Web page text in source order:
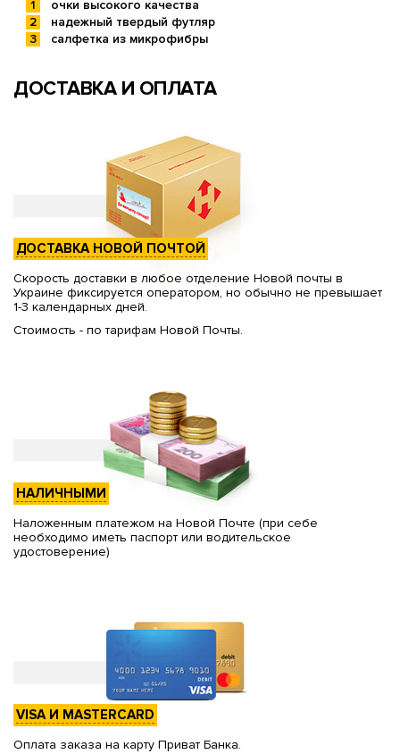
очки высокого качества
надежный твердый футляр
салфетка из микрофибры
ДОСТАВКА И ОПЛАТА
ДОСТАВКА НОВОЙ ПОЧТОЙ
Скорость доставки в любое отделение Новой почты в
Украине фиксируется оператором, но обычно не превышает
1-3 календарных дней.
Стоимость - по тарифам Новой Почты.
НАЛИЧНЫМИ
Наложенным платежом на Новой Почте (при себе
необходимо иметь паспорт или водительское
удостоверение)
VISA И MASTERCARD
Оплата заказа на карту Приват Банка.